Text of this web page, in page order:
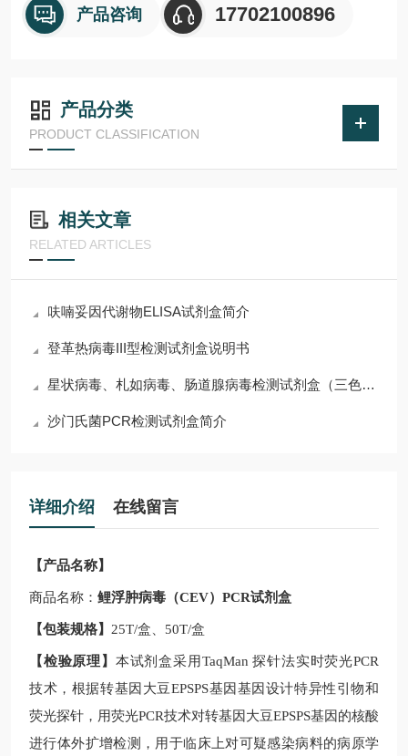
产品咨询 17702100896
产品分类
PRODUCT CLASSIFICATION
相关文章
RELATED ARTICLES
呋喃妥因代谢物ELISA试剂盒简介
登革热病毒III型检测试剂盒说明书
星状病毒、札如病毒、肠道腺病毒检测试剂盒（三色实时荧光PCR法）使用说明
沙门氏菌PCR检测试剂盒简介
详细介绍 在线留言
【产品名称】
商品名称： 鲤浮肿病毒（CEV）PCR试剂盒
【包装规格】 25T/盒、 50T/盒
【检验原理】 本试剂盒采用TaqMan探针法实时荧光PCR
技术，根据转基因大豆EPSPS基因 基因设计特异性引物和
荧光探针，用荧光PCR技术对转基因大豆EPSPS基因 的核酸
进行体外扩增检测，用于临床上对可疑感染病料的病原学